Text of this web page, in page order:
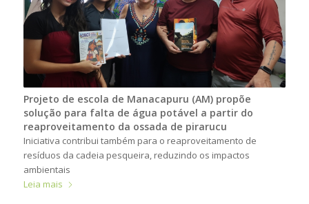
Projeto de escola de Manacapuru (AM) propõe
solução para falta de água potável a partir do
reaproveitamento da ossada de pirarucu
Iniciativa contribui também para o reaproveitamento de
resíduos da cadeia pesqueira, reduzindo os impactos
ambientais
Leia mais